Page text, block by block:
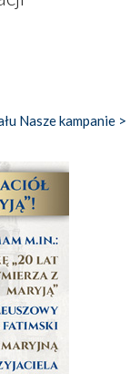
Nasze kampanie >